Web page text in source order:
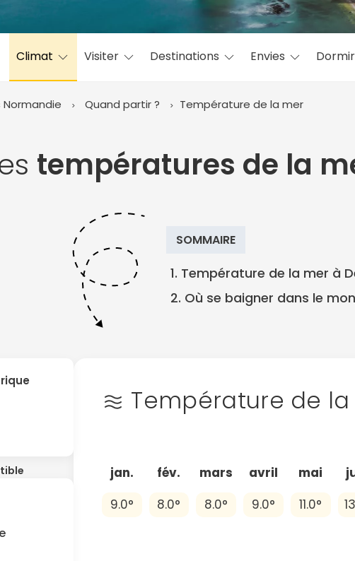
Climat Visiter Destinations Envies Dormir
Quand partir ? Température de la mer
températures de la
SOMMAIRE
1. Température de la mer à
2. Où se baigner dans le
Température de
jan. fév. mars avril mai
9.0°
8.0° 8.0° 9.0° 11.0°